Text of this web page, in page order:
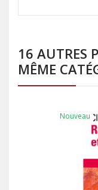
16 AUTRES
MÊME
Nouveau